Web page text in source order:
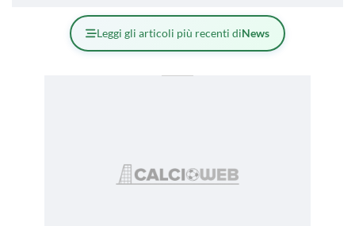
Leggi gli articoli più recenti diNews